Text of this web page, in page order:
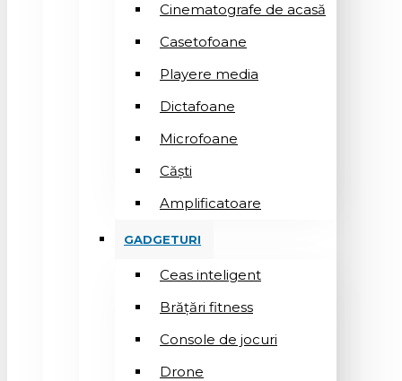
Cinematografe de acasă
Casetofoane
Playere media
Dictafoane
Microfoane
Căşti
Amplificatoare
GADGETURI
Ceas inteligent
Brățări fitness
Console de jocuri
Drone